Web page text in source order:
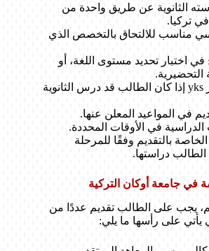
الثانوية عن طريق واحدة من
تركيا.
مناسب للالتحاق بالتخصص الذي
في اختبار تحديد مستوى اللغة، أو
التحضيرية.
الدخول إلى اختبار yks إذا كان الطالب قد درس الثانوية
في المواعيد المعلن عنها.
في الأوقات المحددة.
بالتقديم وفقًا للمرحلة
الطالب دراستها.
في جامعة أوكان التركية
يجب على الطالب تقديم عددًا من
يأتي على رأسها ما يلي: